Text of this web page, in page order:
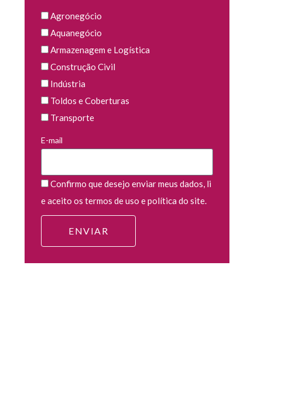
Agronegócio
Aquanegócio
Armazenagem e Logística
Construção Civil
Indústria
Toldos e Coberturas
Transporte
E-mail
Confirmo que desejo enviar meus dados, li
e aceito os termos de uso e política do site.